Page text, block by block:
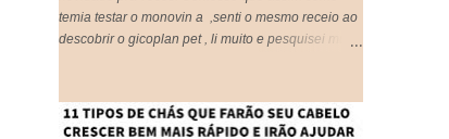
temia testar o monovin a ,senti o mesmo receio ao
descobrir o gicoplan pet , li muito e pesquisei muito
que muitos humanos por ai, os cachorros por
exemplo, são doces e amáveis, e principalmente